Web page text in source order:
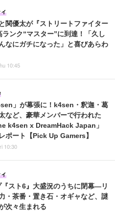
関優太が『ストリートファイター
ランク“マスター”に到達！「久し
なにガチになった」と喜びあらわ
10:45
」が幕張に！k4sen・釈迦・葛
など、豪華メンバーで行われた
k4sen x DreamHack Japan」
ポート【Pick Up Gamers】
10:30
『スト6』大盛況のうちに閉幕―リ
・茶番・置き石・オギャなど、謎
次々生まれる